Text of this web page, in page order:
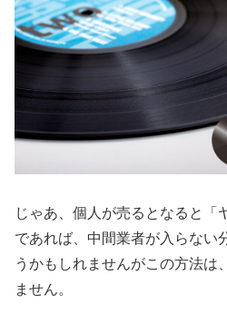
じゃあ、個人が売るとなると「
であれば、中間業者が入らない
うかもしれませんがこの方法は
ません。